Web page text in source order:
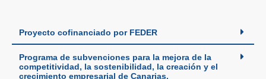
Proyecto cofinanciado por FEDER
Programa de subvenciones para la mejora de la
competitividad, la sostenibilidad, la creación y el
crecimiento empresarial de Canarias.